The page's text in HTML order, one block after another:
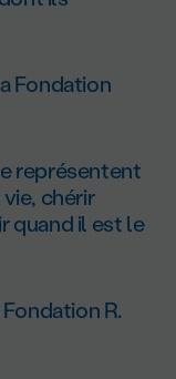
Fondation
représentent
chérir
quand il est le
R.